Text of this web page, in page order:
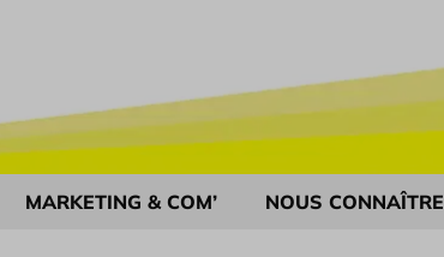
MARKETING & COM’ NOUS CONNAÎTRE